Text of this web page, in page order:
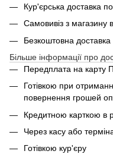
Кур'єрська доставка
Самовивіз з магазину
Безкоштовна доставка
Більше інформації про
Передплата на карту
Готівкою при
повернення грошей
Кредитною карткою в
Через касу або
Готівкою кур'єру